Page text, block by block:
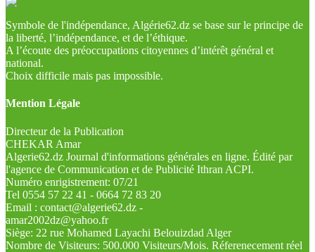
Symbole de l'indépendance, Algérie62.dz se base sur le principe de
la liberté, l’indépendance, et de l’éthique.
A l’écoute des préoccupations citoyennes d’intérêt général et
national.
Choix difficile mais pas impossible.
Mention Légale
Directeur de la Publication
CHEKAR Amar
Algerie62.dz Journal d'informations générales en ligne. Édité par
l'agence de Communication et de Publicité Ithran ACPI.
Numéro enrigistrement: 07/21
Tel 0554 57 22 41 - 0664 72 83 20
Email : contact@algerie62.dz -
amar2002dz@yahoo.fr
Siège: 22 rue Mohamed Layachi Belouizdad Alger
Nombre de Visiteurs: 500.000 Visiteurs/Mois. Réferenecement réel